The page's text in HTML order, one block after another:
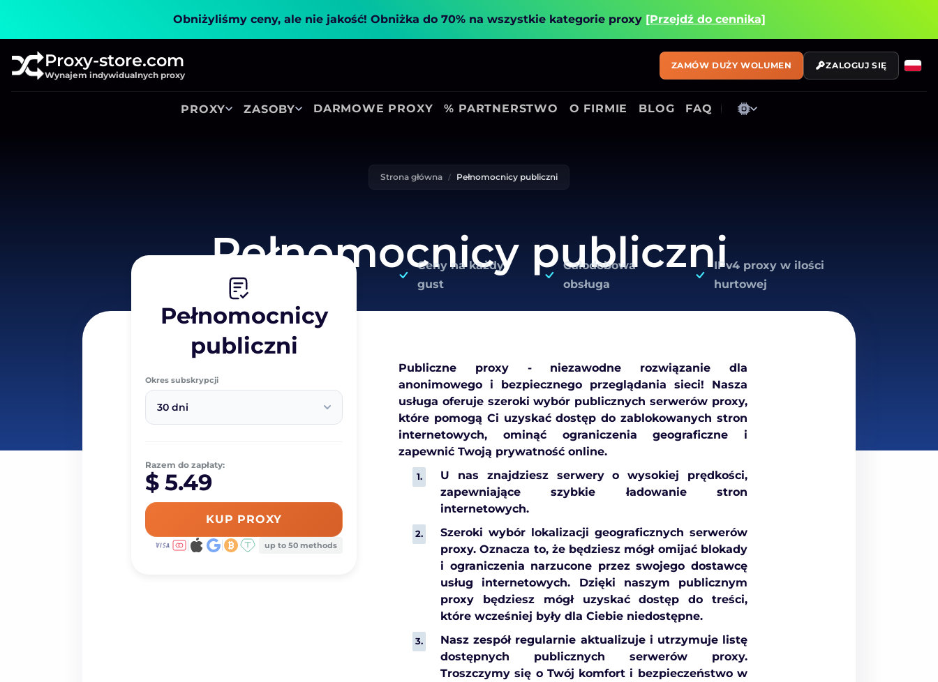
Obniżyliśmy ceny, ale nie jakość! Obniżka do 70% na wszystkie kategorie proxy [Przejdź do cennika]
Proxy-store.com
Wynajem indywidualnych proxy
PROXY ZASOBY DARMOWE PROXY % PARTNERSTWO O FIRMIE BLOG FAQ
ZAMÓW DUŻY WOLUMEN ZALOGUJ SIĘ
Strona główna Pełnomocnicy publiczni
Pełnomocnicy publiczni
Ceny na każdy
gust
Całodobowa
obsługa
IPv4 proxy w ilości
hurtowej
Pełnomocnicy
publiczni
Okres subskrypcji
30 dni
Razem do zapłaty:
$ 5.49
KUP PROXY
up to 50 methods
Publiczne proxy - niezawodne rozwiązanie dla
anonimowego i bezpiecznego przeglądania sieci! Nasza
usługa oferuje szeroki wybór publicznych serwerów proxy,
które pomogą Ci uzyskać dostęp do zablokowanych stron
internetowych, ominąć ograniczenia geograficzne i
zapewnić Twoją prywatność online.
U nas znajdziesz serwery o wysokiej prędkości,
zapewniające szybkie ładowanie stron
internetowych.
Szeroki wybór lokalizacji geograficznych serwerów
proxy. Oznacza to, że będziesz mógł omijać blokady
i ograniczenia narzucone przez swojego dostawcę
usług internetowych. Dzięki naszym publicznym
proxy będziesz mógł uzyskać dostęp do treści,
które wcześniej były dla Ciebie niedostępne.
Nasz zespół regularnie aktualizuje i utrzymuje listę
dostępnych publicznych serwerów proxy.
Troszczymy się o Twój komfort i bezpieczeństwo w